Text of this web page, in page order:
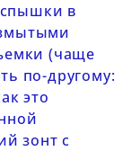
в
(чаще
по-другому:
это
зонт с